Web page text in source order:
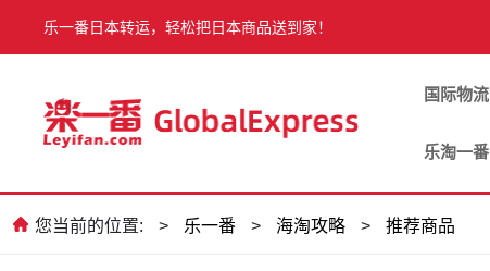
乐一番日本转运，轻松把日本商品送到家！
国际物流
乐淘一番
您当前的位置: > 乐一番 > 海淘攻略 > 推荐商品